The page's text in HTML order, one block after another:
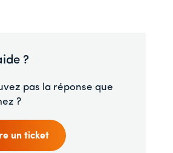
?
pas la réponse que
?
un ticket